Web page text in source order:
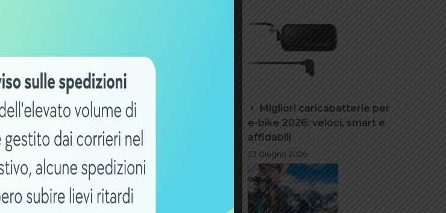
(più forte si pedala, meno durerà la
una cambiata efficiente va ad incidere
120 km delle e-bike di Panasonic passando
. La prima cosa da ricordare in tal senso è
Per questo motivo, in Europa questi
una velocità massima di 25
delle e-bike possono arrivare fino ad un
Migliori caricabatterie per
e-bike 2026: veloci, smart e
affidabili
23 Giugno 2026